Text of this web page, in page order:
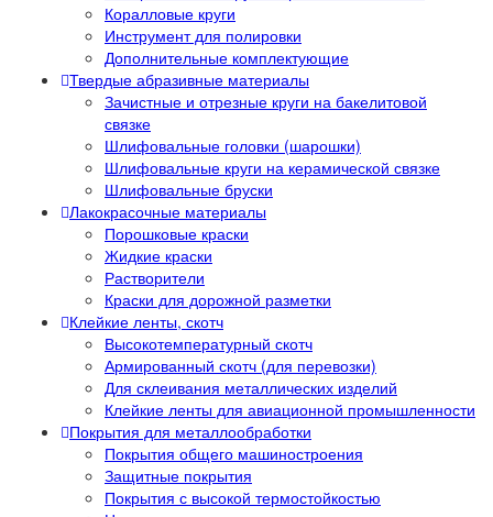
Коралловые круги
Инструмент для полировки
Дополнительные комплектующие
Твердые абразивные материалы
Зачистные и отрезные круги на бакелитовой
связке
Шлифовальные головки (шарошки)
Шлифовальные круги на керамической связке
Шлифовальные бруски
Лакокрасочные материалы
Порошковые краски
Жидкие краски
Растворители
Краски для дорожной разметки
Клейкие ленты, скотч
Высокотемпературный скотч
Армированный скотч (для перевозки)
Для склеивания металлических изделий
Клейкие ленты для авиационной промышленности
Покрытия для металлообработки
Покрытия общего машиностроения
Защитные покрытия
Покрытия с высокой термостойкостью